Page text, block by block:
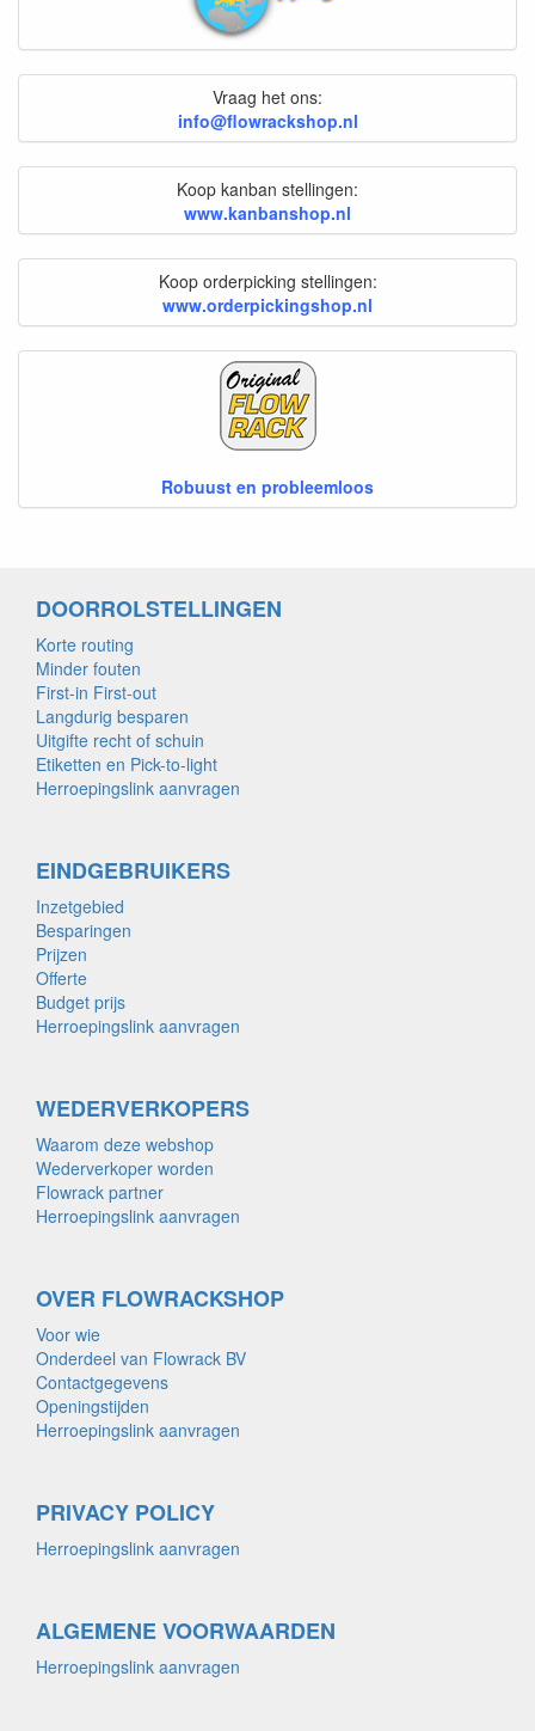
Vraag het ons:
info@flowrackshop.nl
Koop kanban stellingen:
www.kanbanshop.nl
Koop orderpicking stellingen:
www.orderpickingshop.nl
Robuust en probleemloos
DOORROLSTELLINGEN
Korte routing
Minder fouten
First-in First-out
Langdurig besparen
Uitgifte recht of schuin
Etiketten en Pick-to-light
Herroepingslink aanvragen
EINDGEBRUIKERS
Inzetgebied
Besparingen
Prijzen
Offerte
Budget prijs
Herroepingslink aanvragen
WEDERVERKOPERS
Waarom deze webshop
Wederverkoper worden
Flowrack partner
Herroepingslink aanvragen
OVER FLOWRACKSHOP
Voor wie
Onderdeel van Flowrack BV
Contactgegevens
Openingstijden
Herroepingslink aanvragen
PRIVACY POLICY
Herroepingslink aanvragen
ALGEMENE VOORWAARDEN
Herroepingslink aanvragen